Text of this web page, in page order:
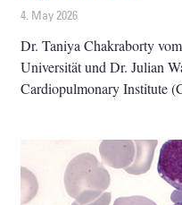
4. May 2026
Dr. Taniya Chakraborty
Universität und Dr. Julian
Cardiopulmonary Institute